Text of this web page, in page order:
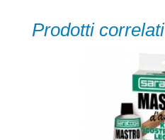
Prodotti correlati